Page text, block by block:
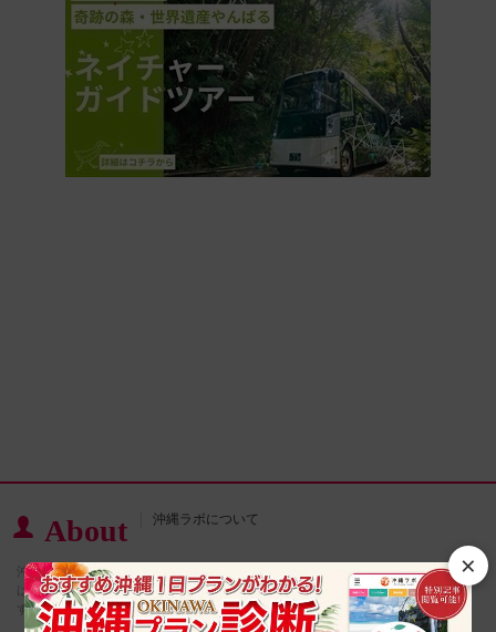
About 沖縄ラボについて
沖縄ラボは、沖縄をすみずみまで、思いきり楽しむためのウェブメディア。 運営
は、現地体験や高速バス等の予約サイトを運営するオンライントラベル株式会社で
す。
×